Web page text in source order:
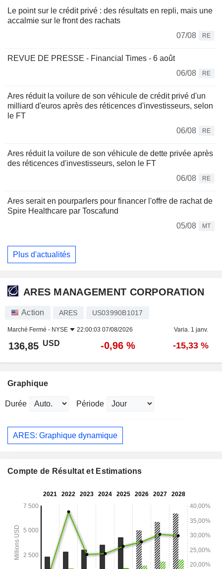
Le point sur le crédit privé : des résultats en repli, mais une
accalmie sur le front des rachats
07/08
RE
REVUE DE PRESSE - Financial Times - 6 août
06/08
RE
Ares réduit la voilure de son véhicule de crédit privé d'un
milliard d'euros après des réticences d'investisseurs, selon
le FT
06/08
RE
Ares réduit la voilure de son véhicule de dette privée après
des réticences d'investisseurs, selon le FT
06/08
RE
Ares serait en pourparlers pour financer l'offre de rachat de
Spire Healthcare par Toscafund
05/08
MT
Plus d'actualités
ARES MANAGEMENT CORPORATION
Action ARES US03990B1017
Marché Fermé - NYSE 22:00:03 07/08/2026 Varia. 1 janv.
136,85 USD -0,96 % -15,33 %
Graphique
Durée Période
ARES: Graphique dynamique
Compte de Résultat et Estimations